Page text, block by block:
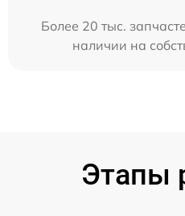
Более 20 тыс.
наличии на
Этапы